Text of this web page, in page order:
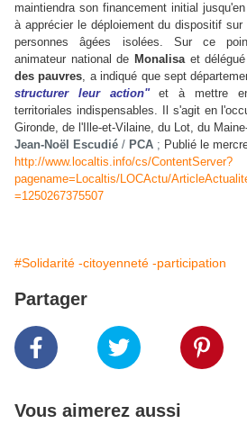
maintiendra son financement initial
à apprécier le déploiement du dispositif
personnes âgées isolées. Sur ce
animateur national de Monalisaet délégué
des pauvres, a indiqué que sept
structurer leur action"et à mettre en
territoriales indispensables. Il s'agit en
Gironde, de l'Ille-et-Vilaine, du Lot, du
Jean-Noël Escudié / PCA ; Publié le
http://www.localtis.info/cs/ContentServer?
pagename=Localtis/LOCActu/
=1250267375507
#Solidarité -citoyenneté -participation
Partager
Vous aimerez aussi